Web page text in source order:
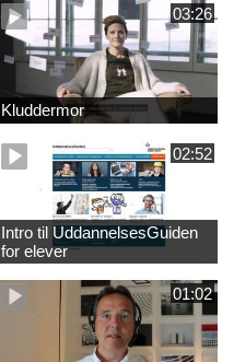
03:26
Kluddermor
02:52
Intro til UddannelsesGuiden
for elever
01:02